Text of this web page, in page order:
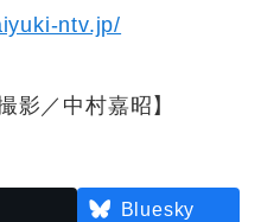
ntv.jp/
影／中村嘉昭】
Bluesky